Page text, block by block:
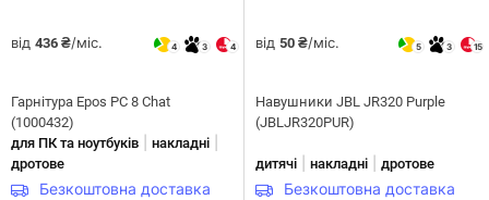
від 436 ₴/міс. 4 3 4
Гарнітура Epos PC 8 Chat
(1000432)
для ПК та ноутбуків
накладні
дротове
Безкоштовна доставка
від 50 ₴/міс. 5 3 15
Навушники JBL JR320 Purple
(JBLJR320PUR)
дитячі накладні дротове
Безкоштовна доставка